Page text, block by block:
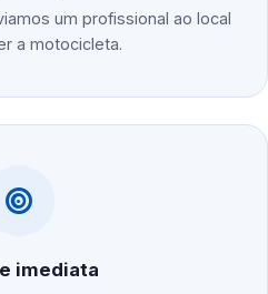
um profissional ao local
a motocicleta.
imediata